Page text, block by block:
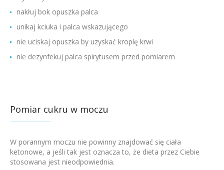
nakłuj bok opuszka palca
unikaj kciuka i palca wskazującego
nie uciskaj opuszka by uzyskać kroplę krwi
nie dezynfekuj palca spirytusem przed pomiarem
Pomiar cukru w moczu
W porannym moczu nie powinny znajdować się ciała
ketonowe, a jeśli tak jest oznacza to, że dieta przez Ciebie
stosowana jest nieodpowiednia.